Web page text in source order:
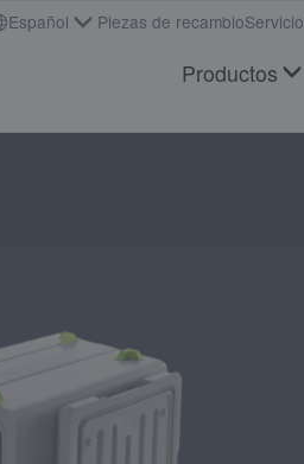
Productos
Español Piezas de recambioServicio